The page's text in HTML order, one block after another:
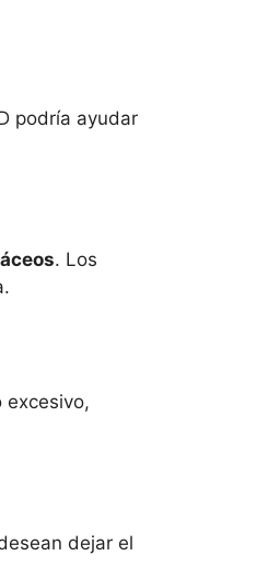
podría ayudar
. Los
excesivo,
dejar el